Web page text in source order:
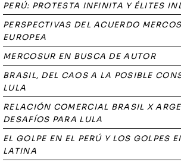
PERÚ: PROTESTA INFINITA Y ÉLITES
PERSPECTIVAS DEL ACUERDO
EUROPEA
MERCOSUR EN BUSCA DE AUTOR
BRASIL, DEL CAOS A LA POSIBLE
LULA
RELACIÓN COMERCIAL BRASIL X
DESAFÍOS PARA LULA
EL GOLPE EN EL PERÚ Y LOS GOLPES
LATINA